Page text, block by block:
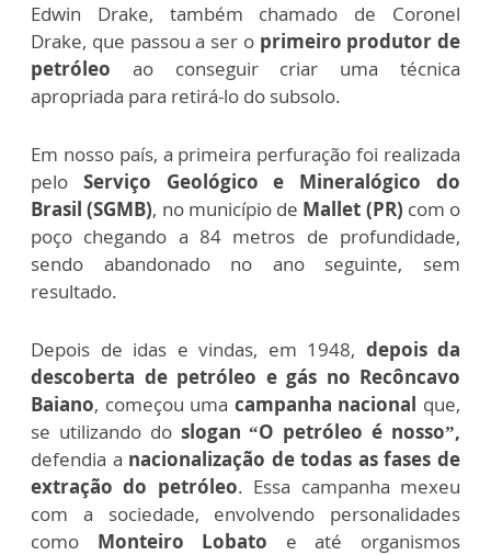
Edwin Drake, também chamado de Coronel
Drake, que passou a ser o primeiro produtor de
petróleo ao conseguir criar uma técnica
apropriada para retirá-lo do subsolo.
Em nosso país, a primeira perfuração foi realizada
pelo Serviço Geológico e Mineralógico do
Brasil (SGMB), no município de Mallet (PR) com o
poço chegando a 84 metros de profundidade,
sendo abandonado no ano seguinte, sem
resultado.
Depois de idas e vindas, em 1948, depois da
descoberta de petróleo e gás no Recôncavo
Baiano, começou uma campanha nacional que,
se utilizando doslogan “O petróleo é nosso”,
defendia a nacionalização de todas as fases de
extração do petróleo. Essa campanha mexeu
com a sociedade, envolvendo personalidades
como Monteiro Lobato e até organismos